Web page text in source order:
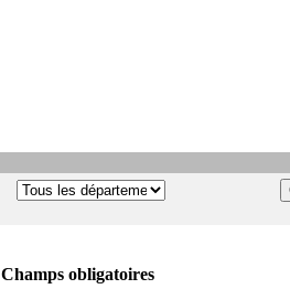
Champs obligatoires